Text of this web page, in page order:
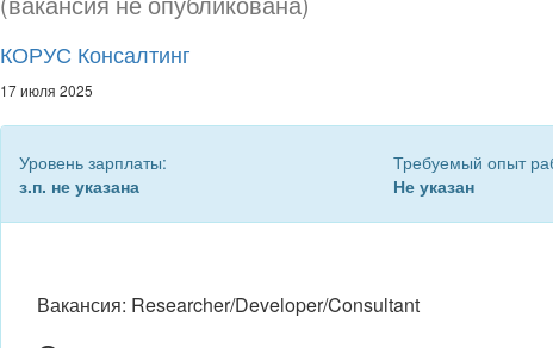
КОРУС Консалтинг
17 июля 2025
Уровень зарплаты:
з.п. не указана
Требуемый опыт
Не указан
Вакансия: Researcher/Developer/Consultant